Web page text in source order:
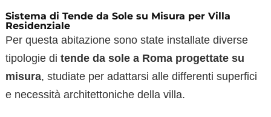
Sistema di Tende da Sole su Misura per Villa
Residenziale
Per questa abitazione sono state installate diverse
tipologie di tende da sole a Roma progettate su
misura, studiate per adattarsi alle differenti superfici
e necessità architettoniche della villa.